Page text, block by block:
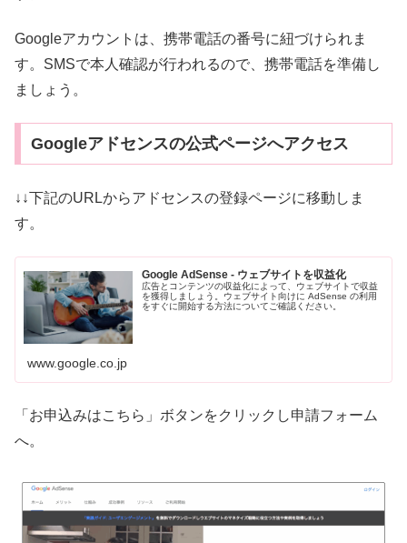
Googleアカウントは、携帯電話の番号に紐づけられま
す。SMSで本人確認が行われるので、携帯電話を準備し
ましょう。
Googleアドセンスの公式ページへアクセス
↓↓下記のURLからアドセンスの登録ページに移動しま
す。
Google AdSense - ウェブサイトを収益化
広告とコンテンツの収益化によって、ウェブサイトで収益
を獲得しましょう。ウェブサイト向けに AdSense の利用
をすぐに開始する方法についてご確認ください。
www.google.co.jp
「お申込みはこちら」ボタンをクリックし申請フォーム
へ。